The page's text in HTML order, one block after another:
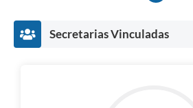
Secretarias Vinculadas